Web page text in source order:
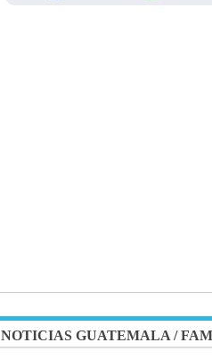
NOTICIAS GUATEMALA /